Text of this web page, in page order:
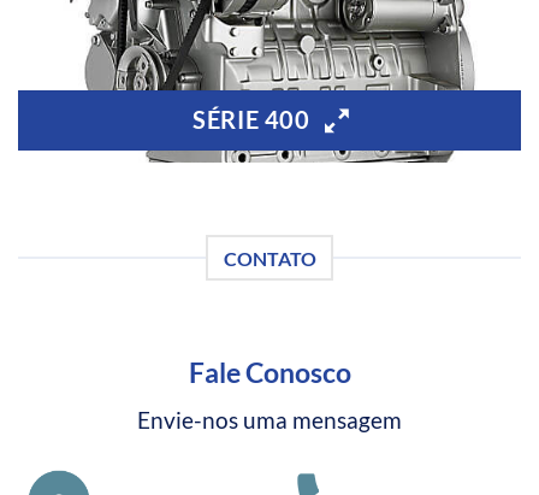
SÉRIE 400
CONTATO
Fale Conosco
Envie-nos uma mensagem